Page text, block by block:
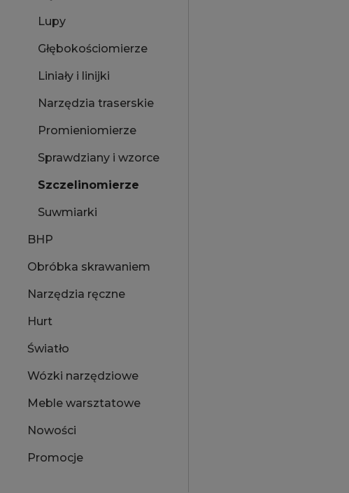
Lupy
Głębokościomierze
Liniały i linijki
Narzędzia traserskie
Promieniomierze
Sprawdziany i wzorce
Szczelinomierze
Suwmiarki
BHP
Obróbka skrawaniem
Narzędzia ręczne
Hurt
Światło
Wózki narzędziowe
Meble warsztatowe
Nowości
Promocje